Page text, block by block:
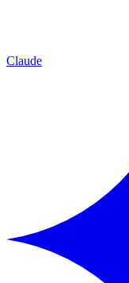
Claude